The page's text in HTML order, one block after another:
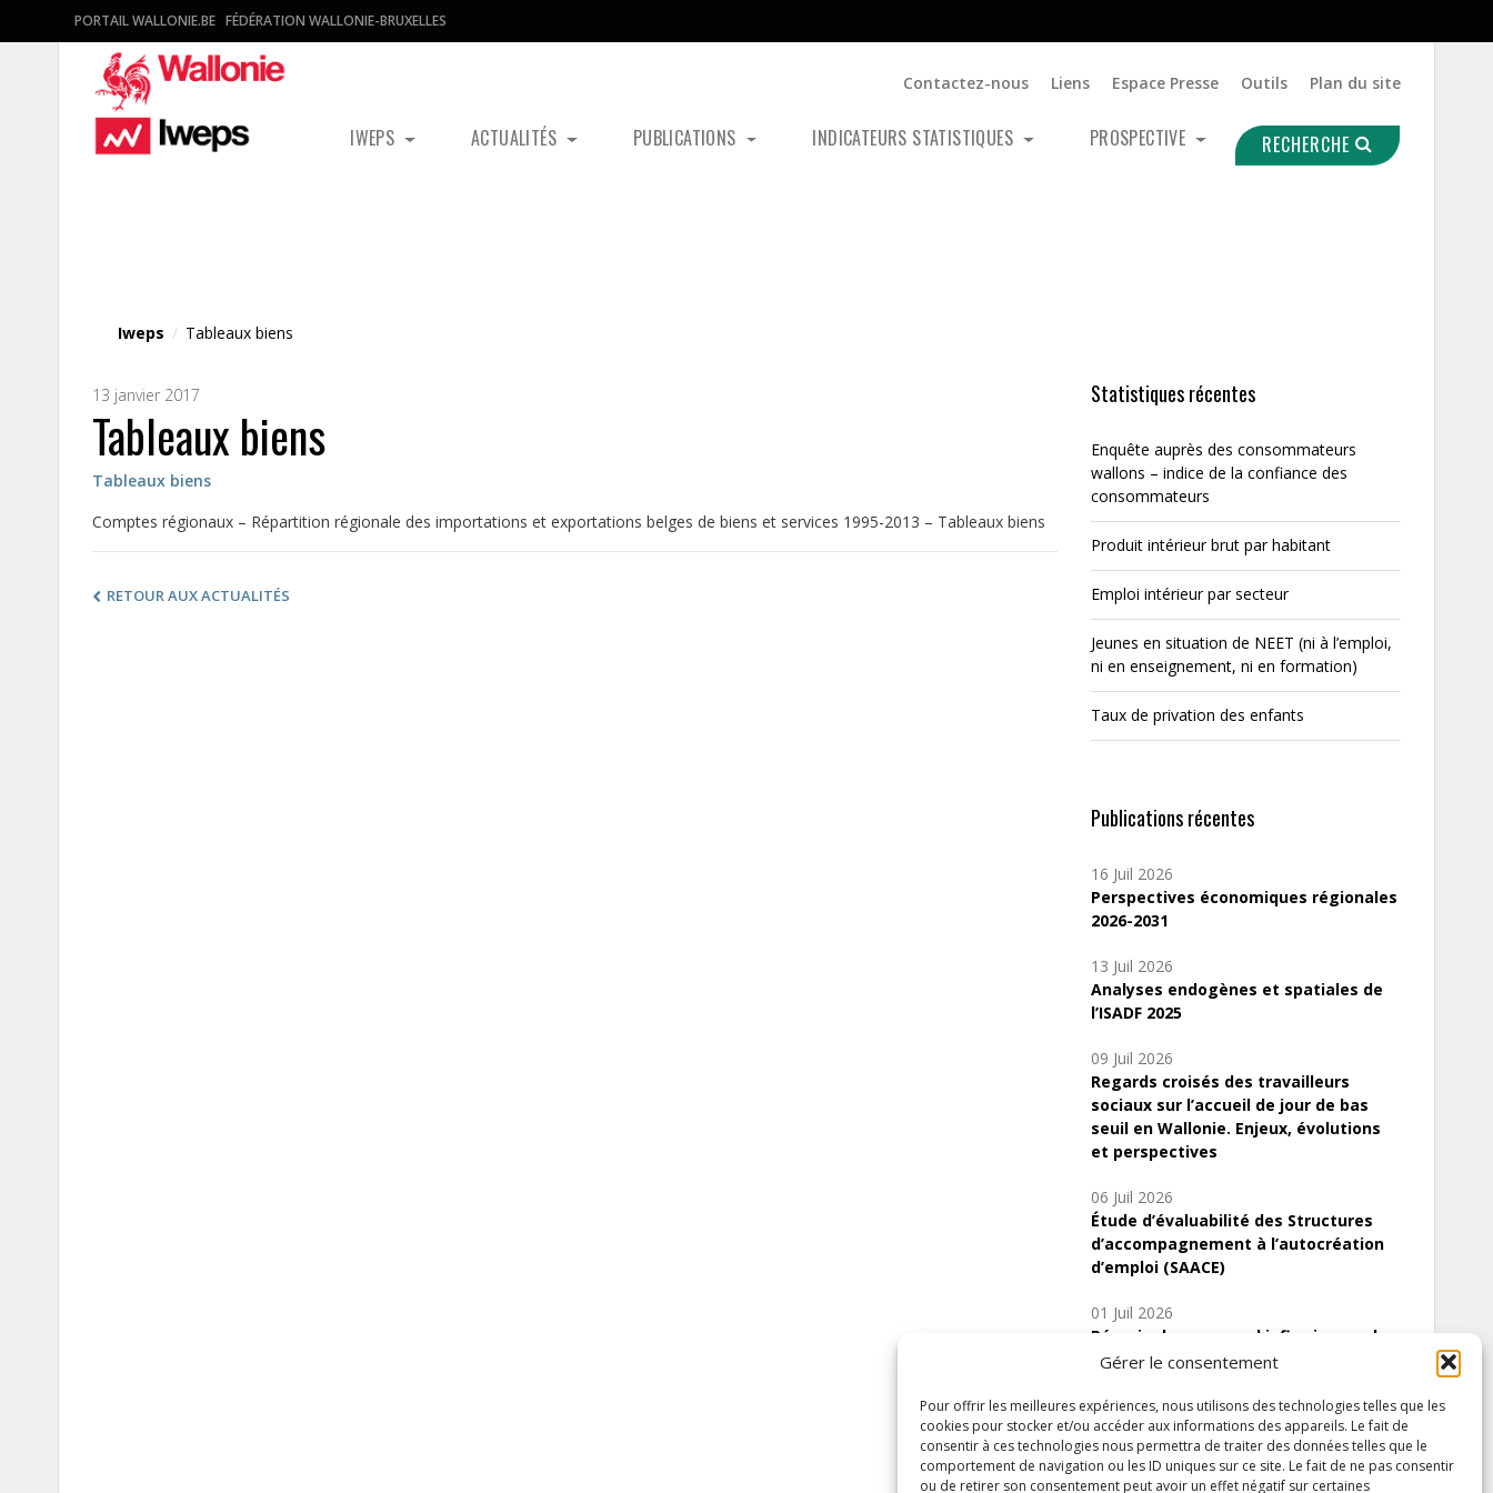
Gérer le consentement
Pour offrir les meilleures expériences, nous utilisons des technologies telles que les
cookies pour stocker et/ou accéder aux informations des appareils. Le fait de
consentir à ces technologies nous permettra de traiter des données telles que le
comportement de navigation ou les ID uniques sur ce site. Le fait de ne pas consentir
ou de retirer son consentement peut avoir un effet négatif sur certaines
PORTAIL WALLONIE.BE FÉDÉRATION WALLONIE-BRUXELLES
Contactez-nous Liens Espace Presse Outils Plan du site
IWEPS ACTUALITÉS PUBLICATIONS INDICATEURS STATISTIQUES PROSPECTIVE RECHERCHE
Iweps / Tableaux biens
13 janvier 2017
Tableaux biens
Tableaux biens
Comptes régionaux – Répartition régionale des importations et exportations belges de biens et services 1995-2013 – Tableaux biens
RETOUR AUX ACTUALITÉS
Statistiques récentes
Enquête auprès des consommateurs
wallons – indice de la confiance des
consommateurs
Produit intérieur brut par habitant
Emploi intérieur par secteur
Jeunes en situation de NEET (ni à l’emploi,
ni en enseignement, ni en formation)
Taux de privation des enfants
Publications récentes
16 Juil 2026
Perspectives économiques régionales
2026-2031
13 Juil 2026
Analyses endogènes et spatiales de
l’ISADF 2025
09 Juil 2026
Regards croisés des travailleurs
sociaux sur l’accueil de jour de bas
seuil en Wallonie. Enjeux, évolutions
et perspectives
06 Juil 2026
Étude d’évaluabilité des Structures
d’accompagnement à l’autocréation
d’emploi (SAACE)
01 Juil 2026
Pénurie du personnel infirmier :quels
indicateurs d’offre de soins pour
Inscrivez-vous à notre newsletter